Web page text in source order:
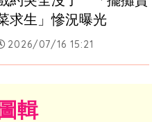
求生」慘況曝光
2026/07/16 15:21
輯